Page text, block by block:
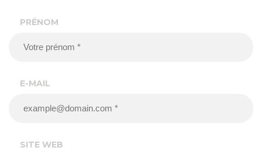
PRÉNOM
E-MAIL
SITE WEB